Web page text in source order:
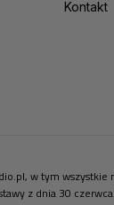
Kontakt
w tym
z dnia 30